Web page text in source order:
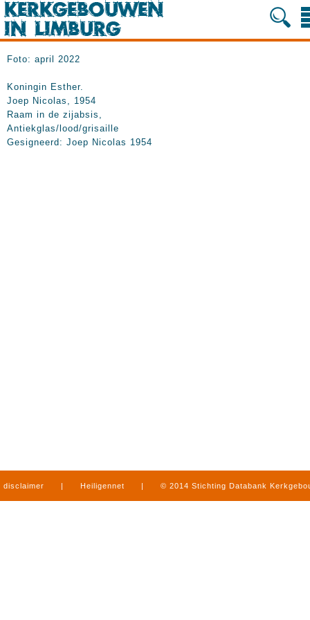
Foto: april 2022
Koningin Esther.
Joep Nicolas, 1954
Raam in de zijabsis,
Antiekglas/lood/grisaille
Gesigneerd: Joep Nicolas 1954
disclaimer | Heiligennet | © 2014 Stichting Databank